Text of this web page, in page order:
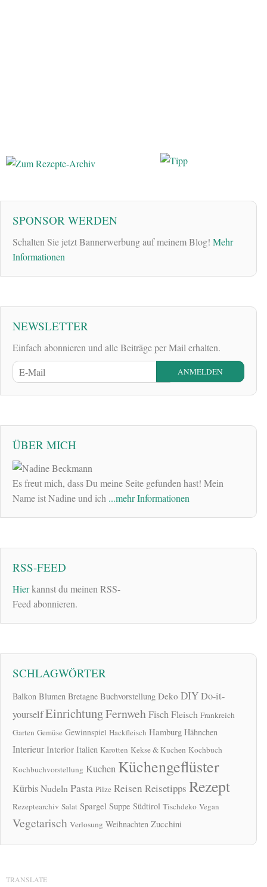
SPONSOR WERDEN
Schalten Sie jetzt Bannerwerbung auf meinem Blog! Mehr
Informationen
NEWSLETTER
Einfach abonnieren und alle Beiträge per Mail erhalten.
ÜBER MICH
Es freut mich, dass Du meine Seite gefunden hast! Mein
Name ist Nadine und ich ...mehr Informationen
RSS-FEED
Hierkannst du meinen RSS-
Feed abonnieren.
SCHLAGWÖRTER
Balkon Blumen Bretagne Buchvorstellung Deko DIYDo-it-
yourselfEinrichtungFernwehFischFleisch Frankreich
Garten Gemüse Gewinnspiel Hackfleisch Hamburg Hähnchen
Interieur Interior Italien Karotten Kekse & Kuchen Kochbuch
Kochbuchvorstellung Kuchen Küchengeflüster
KürbisNudeln Pasta Pilze Reisen Reisetipps Rezept
Rezeptearchiv Salat Spargel Suppe Südtirol Tischdeko Vegan
Vegetarisch Verlosung Weihnachten Zucchini
TRANSLATE